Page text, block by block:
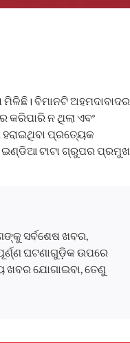
ବିମାନଟି ଅହମଦାବାଦର
କରିପାରି ନ ଥିଲା ଏବଂ
ହରାଇଥିବା ପ୍ରତ୍ୟେକ
ଇଣ୍ଡିଆ ଟାଟା ଗ୍ରୁପର ପ୍ରମୁଖ
ସର୍ବଶେଷ ଖବର,
ଘଟଣାଗୁଡ଼ିକ ଉପରେ
ଯୋଗାଇବା, ତେଣୁ